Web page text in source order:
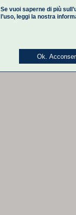
Se vuoi saperne di più
l’uso,leggi la nostra
Ok.